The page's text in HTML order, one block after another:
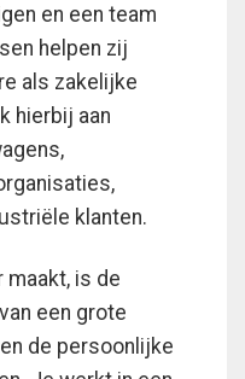
en een team
helpen zij
als zakelijke
hierbij aan
klanten.
maakt, is de
een grote
de persoonlijke